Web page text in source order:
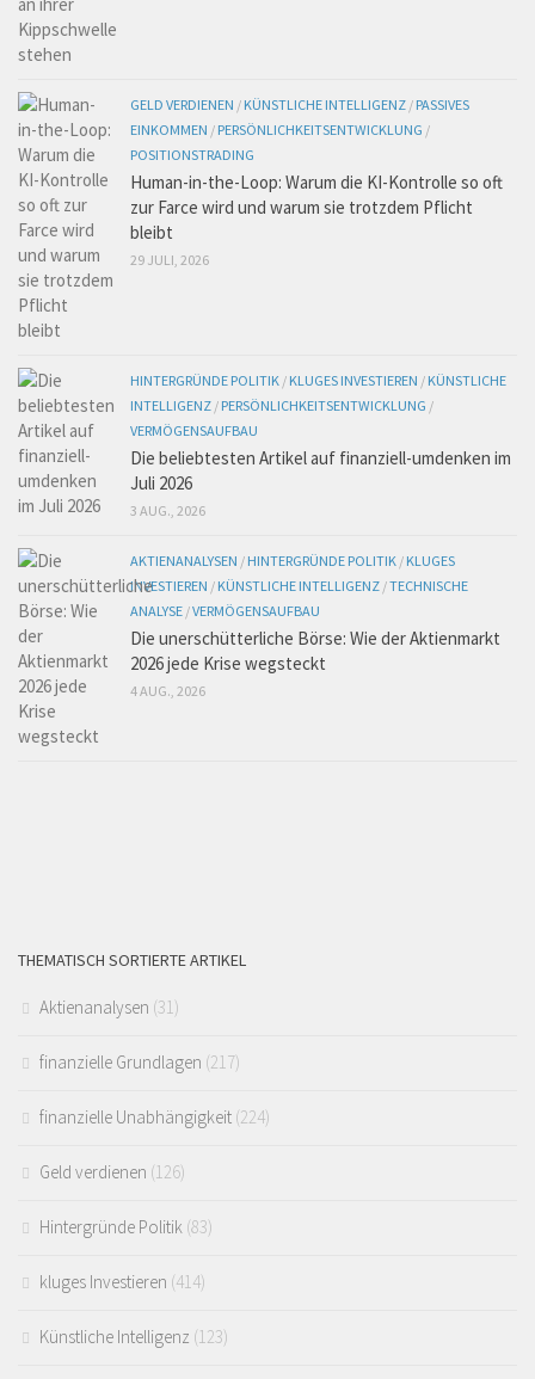
GELD VERDIENEN / KÜNSTLICHE INTELLIGENZ / PASSIVES
EINKOMMEN / PERSÖNLICHKEITSENTWICKLUNG /
POSITIONSTRADING
Human-in-the-Loop: Warum die KI-Kontrolle so oft
zur Farce wird und warum sie trotzdem Pflicht
bleibt
29 JULI, 2026
HINTERGRÜNDE POLITIK / KLUGES INVESTIEREN / KÜNSTLICHE
INTELLIGENZ / PERSÖNLICHKEITSENTWICKLUNG /
VERMÖGENSAUFBAU
Die beliebtesten Artikel auf finanziell-umdenken im
Juli 2026
3 AUG., 2026
AKTIENANALYSEN / HINTERGRÜNDE POLITIK / KLUGES
INVESTIEREN / KÜNSTLICHE INTELLIGENZ /TECHNISCHE
ANALYSE /VERMÖGENSAUFBAU
Die unerschütterliche Börse: Wie der Aktienmarkt
2026 jede Krise wegsteckt
4 AUG., 2026
THEMATISCH SORTIERTE ARTIKEL
Aktienanalysen (31)
finanzielle Grundlagen (217)
finanzielle Unabhängigkeit (224)
Geld verdienen (126)
Hintergründe Politik (83)
kluges Investieren (414)
Künstliche Intelligenz (123)